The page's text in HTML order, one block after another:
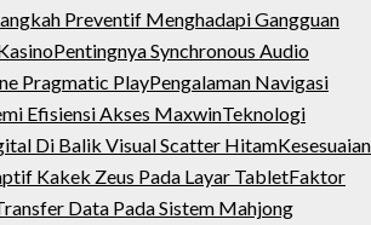
Preventif Menghadapi Gangguan
Pentingnya Synchronous Audio
Pragmatic PlayPengalaman Navigasi
Efisiensi Akses MaxwinTeknologi
Di Balik Visual Scatter HitamKesesuaian
Kakek Zeus Pada Layar TabletFaktor
Data Pada Sistem Mahjong